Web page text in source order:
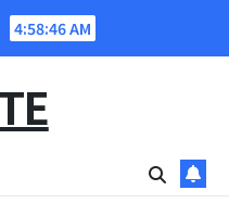
4:58:48 AM